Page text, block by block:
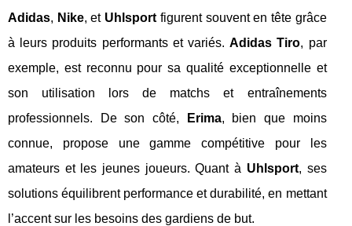
Adidas, Nike, et Uhlsport figurent souvent en tête grâce
à leurs produits performants et variés.Adidas Tiro, par
exemple, est reconnu pour sa qualité exceptionnelle et
son utilisation lors de matchs et entraînements
professionnels. De son côté,
Erima, bien que moins
connue, propose une gamme compétitive pour les
amateurs et les jeunes joueurs. Quant à Uhlsport, ses
solutions équilibrent performance et durabilité, en mettant
l’accent sur les besoins des gardiens de but.